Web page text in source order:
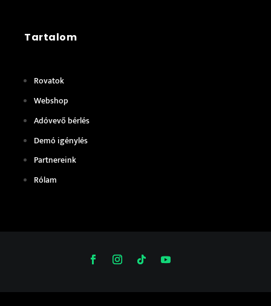
Tartalom
Rovatok
Webshop
Adóvevő bérlés
Demó igénylés
Partnereink
Rólam